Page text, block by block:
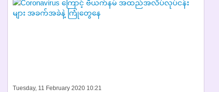
Tuesday, 11 February 2020 10:21